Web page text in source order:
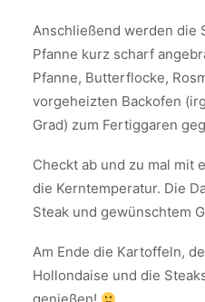
Anschließend werden die
Pfanne kurz scharf
Pfanne, Butterflocke,
vorgeheizten Backofen
Grad) zum Fertiggaren
Checkt ab und zu mal mit
die Kerntemperatur. Die
Steak und gewünschtem
Am Ende die Kartoffeln,
Hollondaise und die